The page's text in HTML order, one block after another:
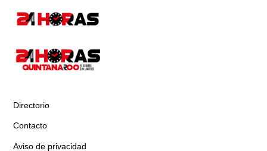
Directorio
Contacto
Aviso de privacidad